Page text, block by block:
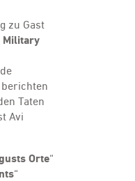
zu Gast
Military
berichten
Taten
Avi
Orte“
“